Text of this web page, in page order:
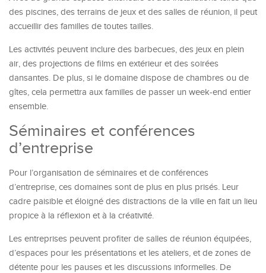
des piscines, des terrains de jeux et des salles de réunion, il peut
accueillir des familles de toutes tailles.
Les activités peuvent inclure des barbecues, des jeux en plein
air, des projections de films en extérieur et des soirées
dansantes. De plus, si le domaine dispose de chambres ou de
gîtes, cela permettra aux familles de passer un week-end entier
ensemble.
Séminaires et conférences
d’entreprise
Pour l’organisation de séminaires et de conférences
d’entreprise, ces domaines sont de plus en plus prisés. Leur
cadre paisible et éloigné des distractions de la ville en fait un lieu
propice à la réflexion et à la créativité.
Les entreprises peuvent profiter de salles de réunion équipées,
d’espaces pour les présentations et les ateliers, et de zones de
détente pour les pauses et les discussions informelles. De